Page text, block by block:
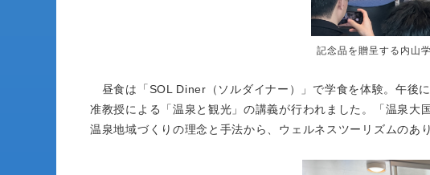
記念品を贈呈する内山
昼食は「SOL Diner（ソルダイナー）」で学食を体験。午後
准教授による「温泉と観光」の講義が行われました。「温泉大
温泉地域づくりの理念と手法から、ウェルネスツーリズムのあ